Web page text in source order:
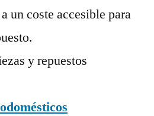
un coste accesible para
y repuestos